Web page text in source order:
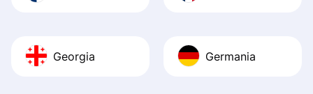
Georgia Germania